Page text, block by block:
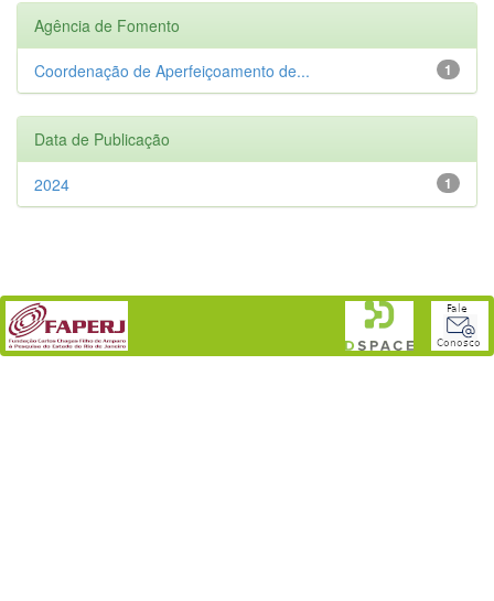
Agência de Fomento
1
Coordenação de Aperfeiçoamento de...
Data de Publicação
1
2024